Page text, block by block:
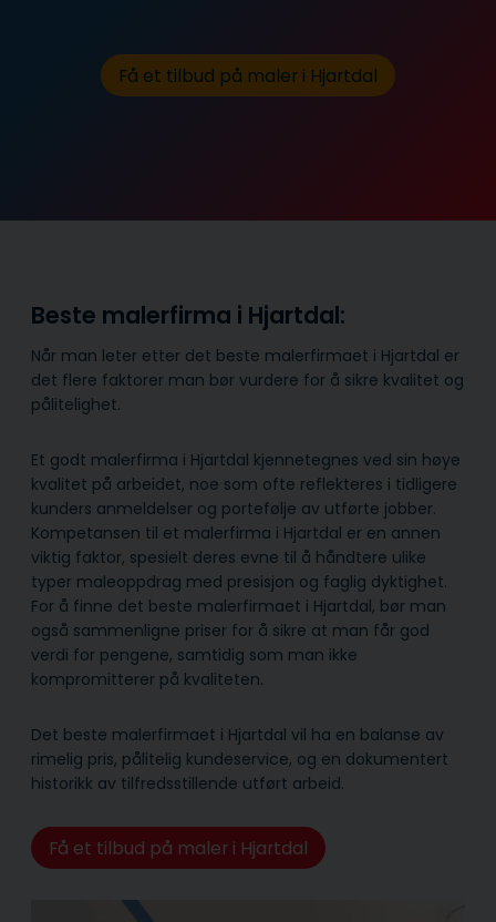
Få et tilbud på maler i Hjartdal
Beste malerfirma i Hjartdal:
Når man leter etter det beste malerfirmaet i Hjartdal er
det flere faktorer man bør vurdere for å sikre kvalitet og
pålitelighet.
Et godt malerfirma i Hjartdal kjennetegnes ved sin høye
kvalitet på arbeidet, noe som ofte reflekteres i tidligere
kunders anmeldelser og portefølje av utførte jobber.
Kompetansen til et malerfirma i Hjartdal er en annen
viktig faktor, spesielt deres evne til å håndtere ulike
typer maleoppdrag med presisjon og faglig dyktighet.
For å finne det beste malerfirmaet i Hjartdal, bør man
også sammenligne priser for å sikre at man får god
verdi for pengene, samtidig som man ikke
kompromitterer på kvaliteten.
Det beste malerfirmaet i Hjartdal vil ha en balanse av
rimelig pris, pålitelig kunde­service, og en dokumentert
historikk av tilfredsstillende utført arbeid.
Få et tilbud på maler i Hjartdal